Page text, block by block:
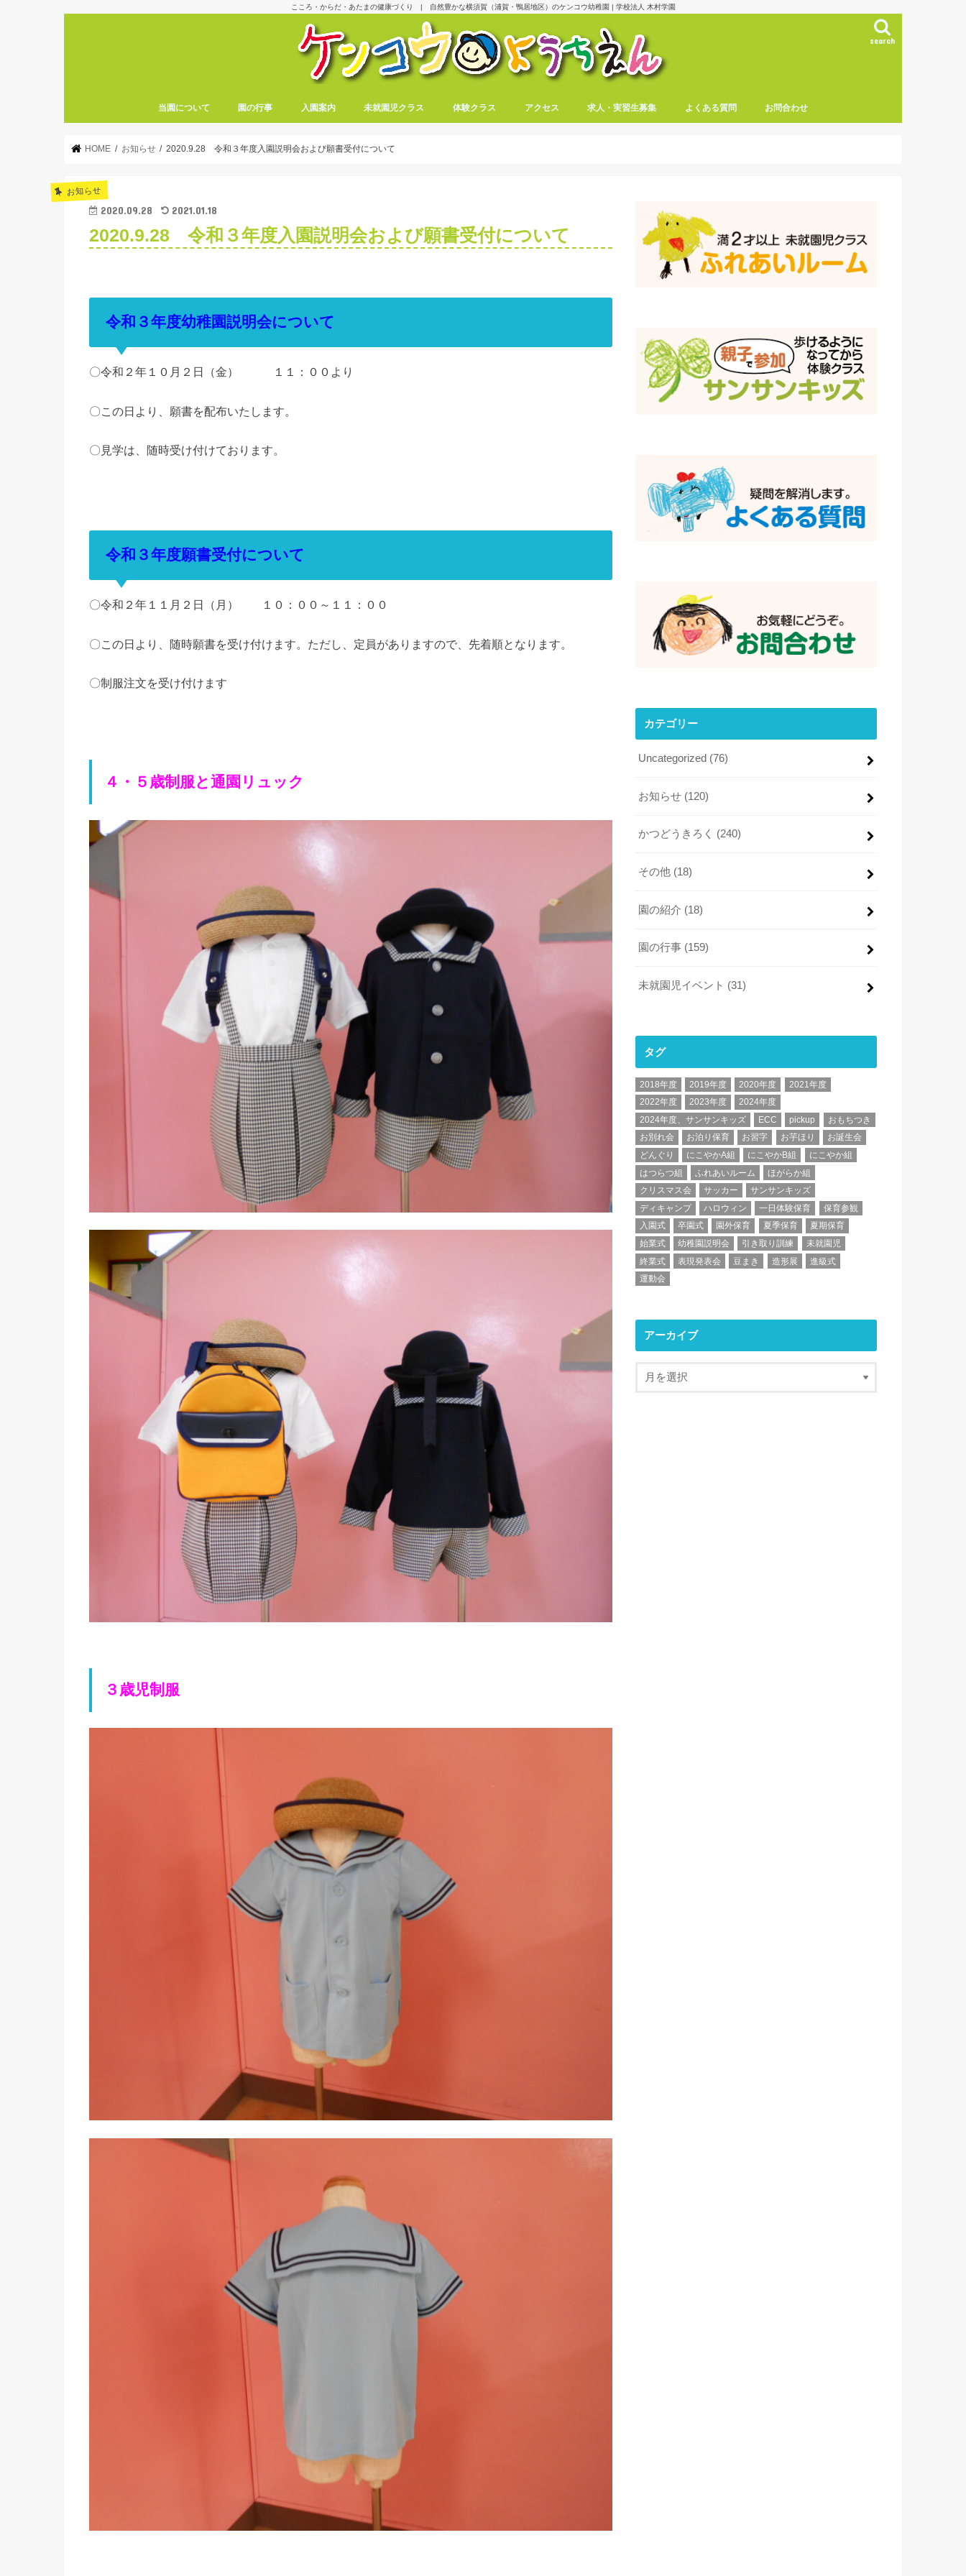
こころ・からだ・あたまの健康づくり | 自然豊かな横須賀（浦賀・鴨居地区）のケンコウ幼稚園 | 学校法人 木村学園
search
当園について 園の行事 入園案内 未就園児クラス 体験クラス アクセス 求人・実習生募集 よくある質問 お問合わせ
HOME お知らせ 2020.9.28 令和３年度入園説明会および願書受付について
お知らせ
2020.09.28 2021.01.18
2020.9.28 令和３年度入園説明会および願書受付について
令和３年度幼稚園説明会について
〇令和２年１０月２日（金） １１：００より
〇この日より、願書を配布いたします。
〇見学は、随時受け付けております。
令和３年度願書受付について
〇令和２年１１月２日（月） １０：００～１１：００
〇この日より、随時願書を受け付けます。ただし、定員がありますので、先着順となります。
〇制服注文を受け付けます
４・５歳制服と通園リュック
３歳児制服
カテゴリー
Uncategorized (76)
お知らせ (120)
かつどうきろく (240)
その他 (18)
園の紹介 (18)
園の行事 (159)
未就園児イベント (31)
タグ
2018年度 2019年度 2020年度
2021年度
2022年度
2023年度
2024年度
2024年度、サンサンキッズ
ECC pickup
おもちつき
お別れ会
お泊り保育 お習字 お芋ほり
お誕生会
どんぐり
にこやかA組 にこやかB組
にこやか組
はつらつ組
ふれあいルーム
ほがらか組
クリスマス会
サッカー
サンサンキッズ
ディキャンプ
ハロウィン 一日体験保育
保育参観
入園式
卒園式 園外保育 夏季保育
夏期保育
始業式
幼稚園説明会 引き取り訓練
未就園児
終業式
表現発表会 豆まき 造形展
進級式
運動会
アーカイブ